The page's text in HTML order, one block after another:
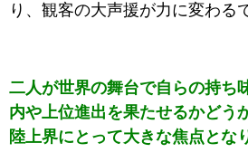
り、観客の大声援が力に変わる
二人が世界の舞台で自らの持ち
内や上位進出を果たせるかどう
陸上界にとって大きな焦点とな